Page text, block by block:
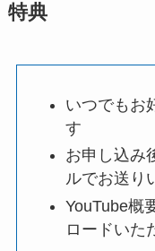
特典
いつでもお
す
お申し込み
ルでお送り
YouTube概
ロードいた